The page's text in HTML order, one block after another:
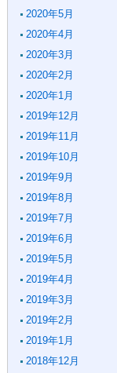
2020年5月
2020年4月
2020年3月
2020年2月
2020年1月
2019年12月
2019年11月
2019年10月
2019年9月
2019年8月
2019年7月
2019年6月
2019年5月
2019年4月
2019年3月
2019年2月
2019年1月
2018年12月